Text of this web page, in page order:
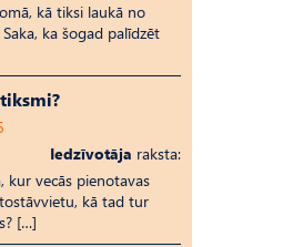
kā tiksi laukā no
ka šogad palīdzēt
Iedzīvotāja raksta:
kur vecās pienotavas
kā tad tur
[…]